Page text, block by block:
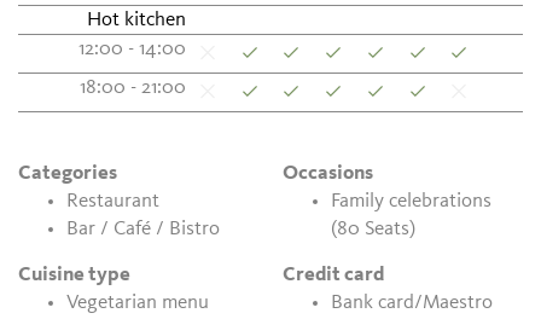
Hot kitchen
12:00 - 14:00
18:00 - 21:00
Categories
Restaurant
Bar / Café / Bistro
Occasions
Family celebrations
(80 Seats)
Cuisine type
Vegetarian menu
Credit card
Bank card/Maestro